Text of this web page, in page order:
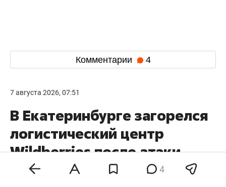
Комментарии 4
7 августа 2026, 07:51
В Екатеринбурге загорелся
логистический центр
Wildberries после атаки
БПЛА – эвакуированы 800
4